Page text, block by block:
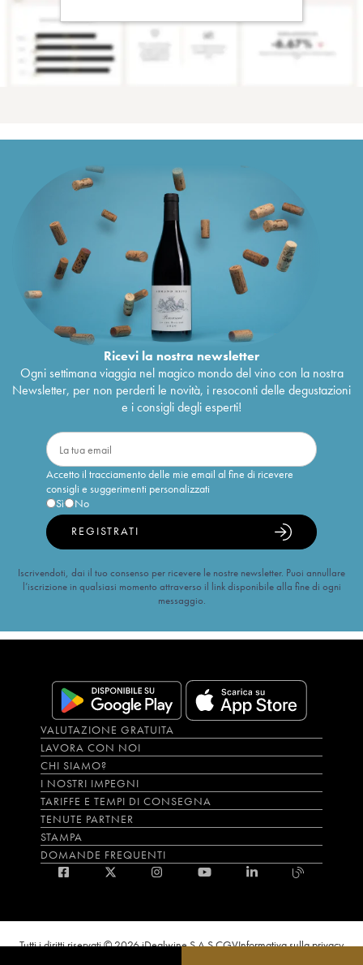
Ricevi la nostra newsletter
Ogni settimana viaggia nel magico mondo del vino con la nostra
Newsletter, per non perderti le novità, i resoconti delle degustazioni
e i consigli degli esperti!
Accetto il tracciamento delle mie email al fine di ricevere
consigli e suggerimenti personalizzati
Sì
No
REGISTRATI
Iscrivendoti, dai il tuo consenso per ricevere le nostre newsletter. Puoi annullare
l’iscrizione in qualsiasi momento attraverso il link disponibile alla fine di ogni
messaggio.
VALUTAZIONE GRATUITA
LAVORA CON NOI
CHI SIAMO?
I NOSTRI IMPEGNI
TARIFFE E TEMPI DI CONSEGNA
TENUTE PARTNER
STAMPA
DOMANDE FREQUENTI
Tutti i diritti riservati © 2026 iDealwine S.A.S.CGVInformativa sulla privacy